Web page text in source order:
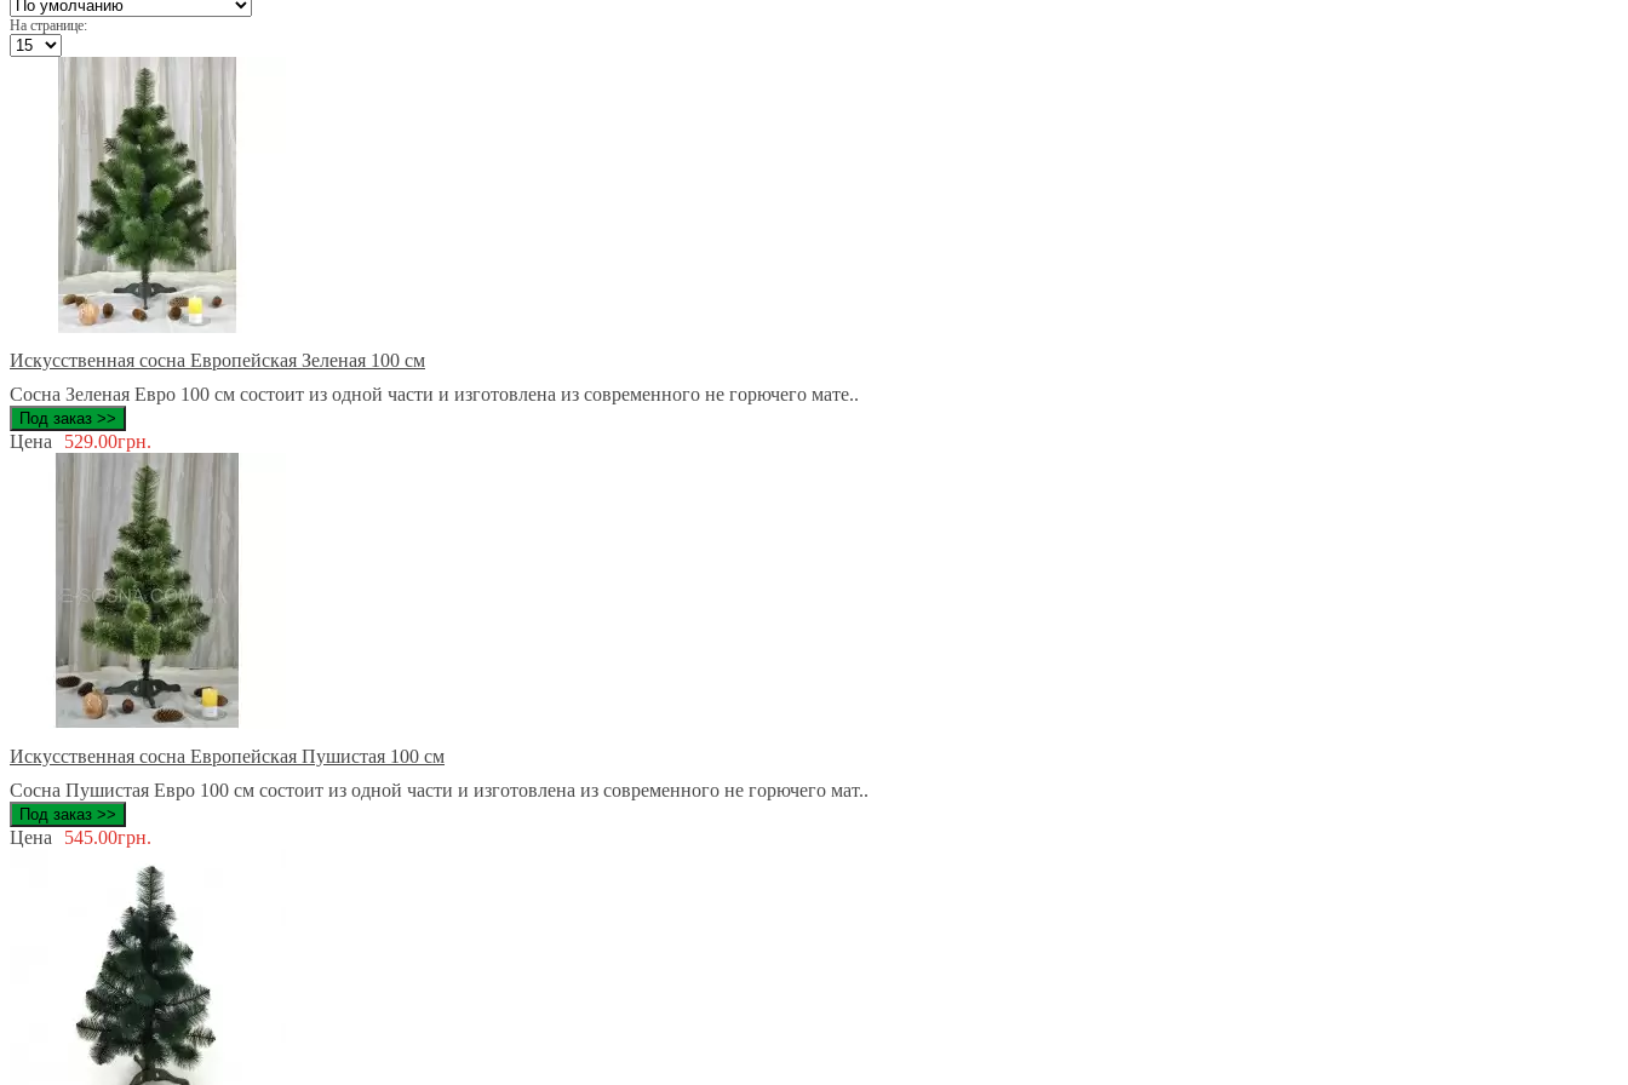
На странице:
Искусственная сосна Европейская Зеленая 100 см
Сосна Зеленая Евро 100 см состоит из одной части и изготовлена из современного не горючего мате..
Под заказ >>
Цена 529.00грн.
Искусственная сосна Европейская Пушистая 100 см
Сосна Пушистая Евро 100 см состоит из одной части и изготовлена из современного не горючего мат..
Под заказ >>
Цена 545.00грн.